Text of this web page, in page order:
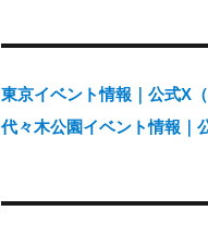
東京イベント情報｜公式X
代々木公園イベント情報｜